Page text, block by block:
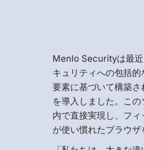
Menlo Securityは最近
キュリティへの包括
要素に基づいて構築
を導入しました。こ
内で直接実現し、フ
が使い慣れたブラウザ